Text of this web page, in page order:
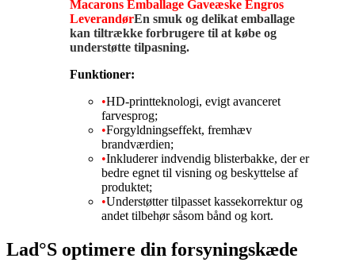
Macarons Emballage Gaveæske Engros
LeverandørEn smuk og delikat emballage
kan tiltrække forbrugere til at købe og
understøtte tilpasning.
Funktioner:
•HD-printteknologi, evigt avanceret
farvesprog;
•Forgyldningseffekt, fremhæv
brandværdien;
•Inkluderer indvendig blisterbakke, der er
bedre egnet til visning og beskyttelse af
produktet;
•Understøtter tilpasset kassekorrektur og
andet tilbehør såsom bånd og kort.
Lad°S optimere din forsyningskæde